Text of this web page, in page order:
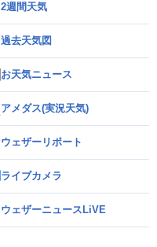
2週間天気
過去天気図
お天気ニュース
アメダス(実況天気)
ウェザーリポート
ライブカメラ
ウェザーニュースLiVE